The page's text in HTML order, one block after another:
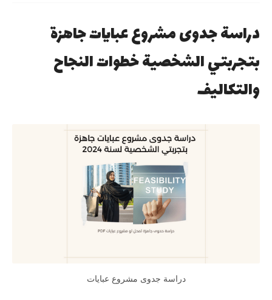
دراسة جدوى مشروع عبايات جاهزة
بتجربتي الشخصية خطوات النجاح
والتكاليف
دراسة جدوى مشروع عبايات